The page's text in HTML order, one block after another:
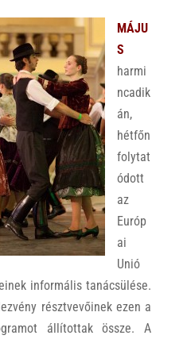
MÁJU
S
harmi
ncadik
án,
hétfőn
folytat
ódott
az
Európ
ai
Unió
informális tanácsülése.
résztvevőinek ezen a
állítottak össze. A